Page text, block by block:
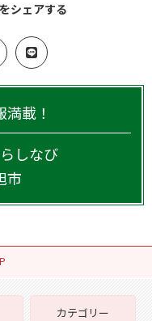
シェアする
載！
しなび
市
カテゴリー